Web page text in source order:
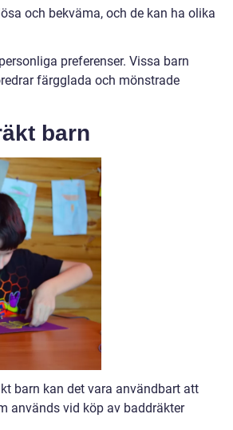
och bekväma, och de kan ha olika
preferenser. Vissa barn
färgglada och mönstrade
barn
barn kan det vara användbart att
används vid köp av baddräkter